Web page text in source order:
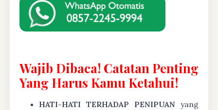
Wajib Dibaca! Catatan Penting
Yang Harus Kamu Ketahui!
HATI-HATI TERHADAP PENIPUAN yang